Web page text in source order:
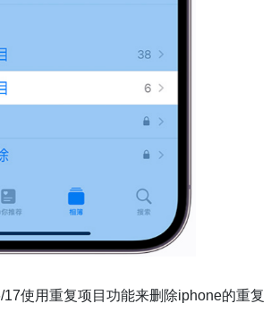
17使用重复项目功能来删除iphone的重复